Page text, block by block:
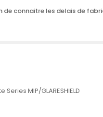
de connaitre les delais de
Series MIP/GLARESHIELD